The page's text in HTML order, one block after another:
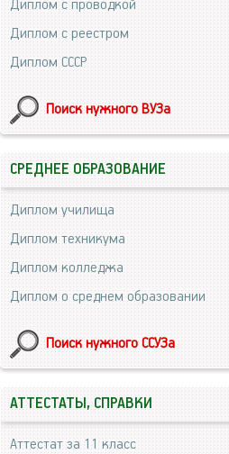
Диплом с проводкой
Диплом с реестром
Диплом СССР
Поиск нужного ВУЗа
СРЕДНЕЕ ОБРАЗОВАНИЕ
Диплом училища
Диплом техникума
Диплом колледжа
Диплом о среднем образовании
Поиск нужного ССУЗа
АТТЕСТАТЫ, СПРАВКИ
Аттестат за 11 класс